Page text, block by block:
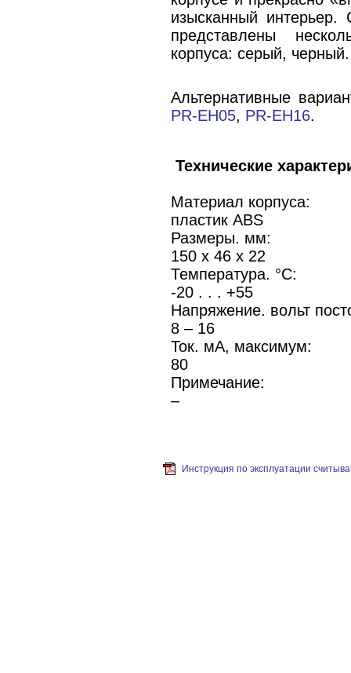
изысканный интерьер.
представлены
корпуса: серый, черный.
Альтернативные
PR-EH05, PR-EH16.
Технические
Материал корпуса:
пластик ABS
Размеры. мм:
150 x 46 x 22
Температура. °C:
-20 . . . +55
Напряжение. вольт
8 – 16
Ток. мА, максимум:
80
Примечание:
–
Инструкция по эксплуатации